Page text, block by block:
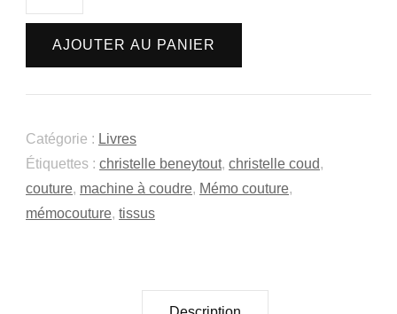
de
Mémo
Couture
AJOUTER AU PANIER
Catégorie : Livres
Étiquettes : christelle beneytout, christelle coud,
couture, machine à coudre, Mémo couture,
mémocouture, tissus